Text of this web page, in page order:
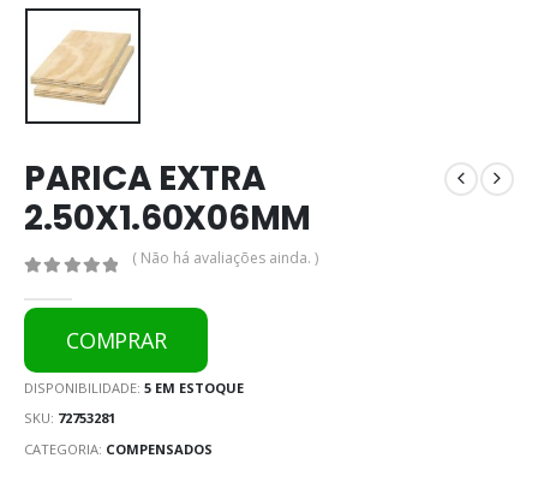
PARICA EXTRA
2.50X1.60X06MM
( Não há avaliações ainda. )
COMPRAR
DISPONIBILIDADE: 5 EM ESTOQUE
SKU: 72753281
CATEGORIA: COMPENSADOS